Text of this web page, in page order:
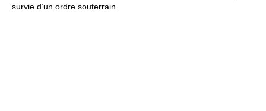
survie d’un ordre souterrain.